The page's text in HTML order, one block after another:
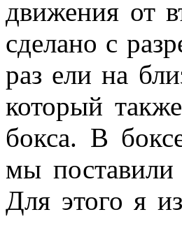
движения от
сделано с
раз ели на
который
бокса. В
мы поставили
Для этого я